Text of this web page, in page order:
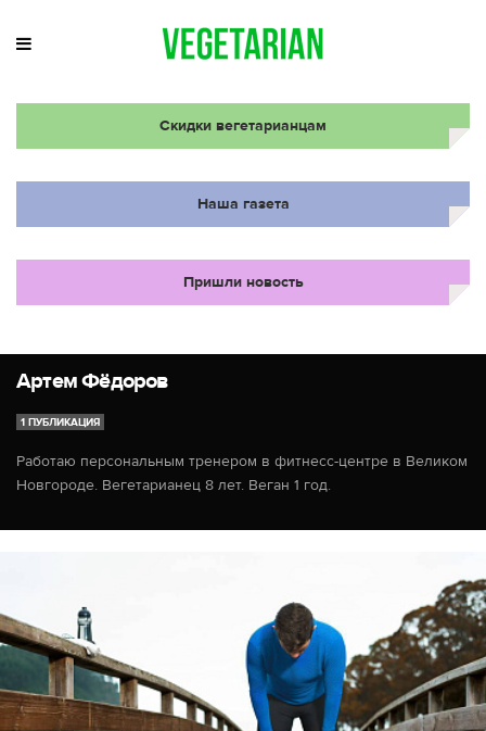
Скидки вегетарианцам
Наша газета
Пришли новость
Артем Фёдоров
1 ПУБЛИКАЦИЯ
Работаю персональным тренером в фитнесс-центре в Великом
Новгороде. Вегетарианец 8 лет. Веган 1 год.